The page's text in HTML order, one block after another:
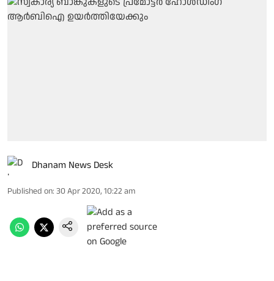
Dhanam News Desk
Published on: 30 Apr 2020, 10:22 am